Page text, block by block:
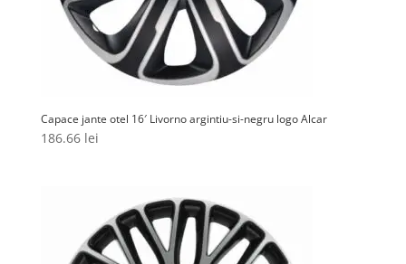
Capace jante otel 16′ Livorno argintiu-si-negru logo Alcar
186.66 lei